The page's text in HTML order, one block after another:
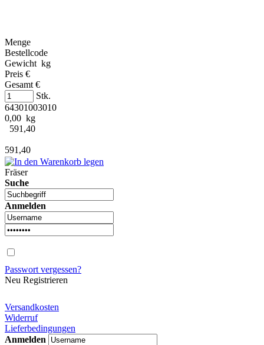
Menge
Bestellcode
Gewicht kg
Preis €
Gesamt €
Stk.
64301003010
0,00 kg
591,40
591,40
Fräser
Suche
Anmelden
Passwort vergessen?
Neu Registrieren
Versandkosten
Widerruf
Lieferbedingungen
Anmelden